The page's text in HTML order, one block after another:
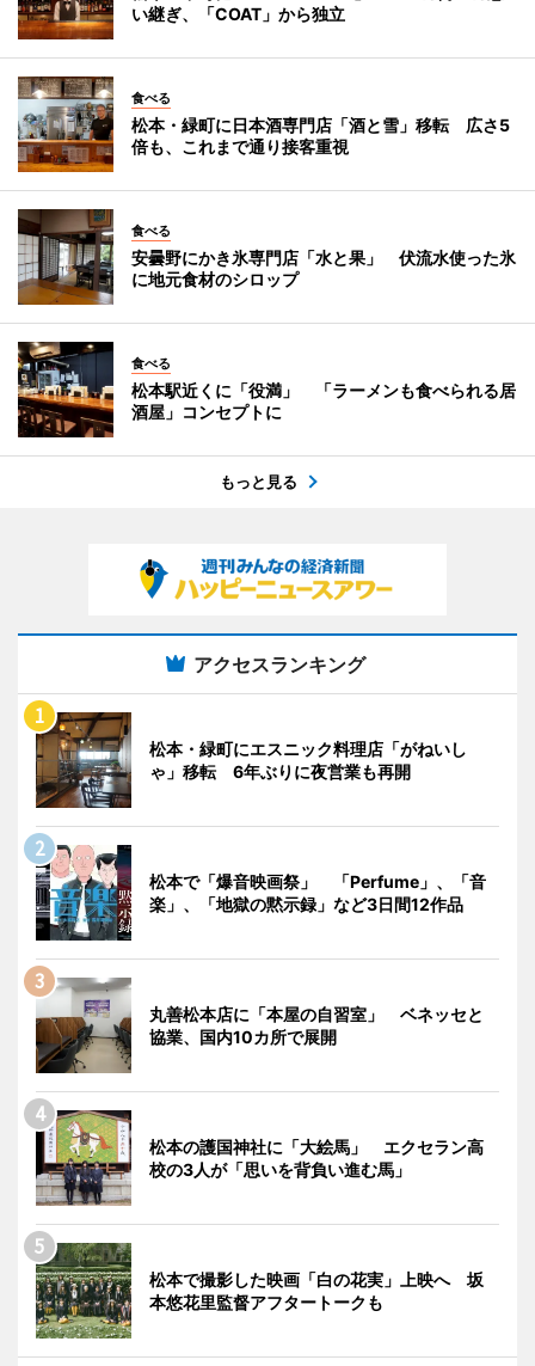
い継ぎ、「COAT」から独立
食べる
松本・緑町に日本酒専門店「酒と雪」移転 広さ5
倍も、これまで通り接客重視
食べる
安曇野にかき氷専門店「水と果」 伏流水使った氷
に地元食材のシロップ
食べる
松本駅近くに「役満」 「ラーメンも食べられる居
酒屋」コンセプトに
もっと見る
アクセスランキング
松本・緑町にエスニック料理店「がねいし
ゃ」移転 6年ぶりに夜営業も再開
松本で「爆音映画祭」 「Perfume」、「音
楽」、「地獄の黙示録」など3日間12作品
丸善松本店に「本屋の自習室」 ベネッセと
協業、国内10カ所で展開
松本の護国神社に「大絵馬」 エクセラン高
校の3人が「思いを背負い進む馬」
松本で撮影した映画「白の花実」上映へ 坂
本悠花里監督アフタートークも